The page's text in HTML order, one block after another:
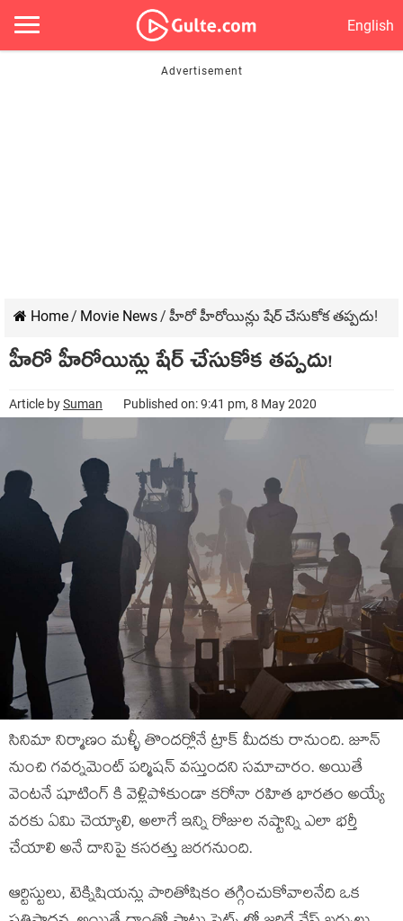
English
Home/ Movie News/ హీరో హీరోయిన్లు షేర్ చేసుకోక తప్పదు!
హీరో హీరోయిన్లు షేర్ చేసుకోక తప్పదు!
Article bySuman Published on: 9:41 pm, 8 May 2020
సినిమా నిర్మాణం మళ్ళీ తొందర్లోనే ట్రాక్ మీదకు రానుంది. జూన్
నుంచి గవర్నమెంట్ పర్మిషన్ వస్తుందని సమాచారం. అయితే
వెంటనే షూటింగ్ కి వెళ్లిపోకుండా కరోనా రహిత భారతం అయ్యే
వరకు ఏమి చెయ్యాలి, అలాగే ఇన్ని రోజుల నష్టాన్ని ఎలా భర్తీ
చేయాలి అనే దానిపై కసరత్తు జరగనుంది.
ఆర్టిస్టులు, టెక్నిషియన్లు పారితోషికం తగ్గించుకోవాలనేది ఒక